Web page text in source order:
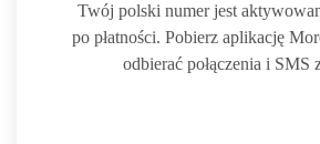
Twój polski numer jest
po płatności. Pobierz aplikację
odbierać połączenia i SMS